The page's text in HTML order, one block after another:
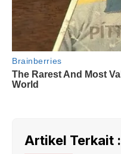
Artikel Terkait :